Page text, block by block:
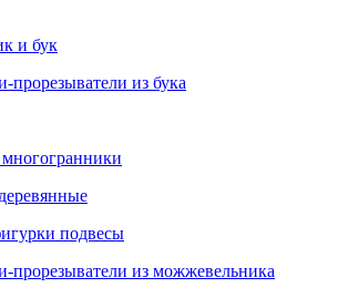
и бук
прорезыватели из бука
подвесы
прорезыватели из можжевельника